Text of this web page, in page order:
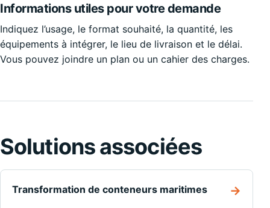
Informations utiles pour votre demande
Indiquez l’usage, le format souhaité, la quantité, les
équipements à intégrer, le lieu de livraison et le délai.
Vous pouvez joindre un plan ou un cahier des charges.
Solutions associées
Transformation de conteneurs maritimes →